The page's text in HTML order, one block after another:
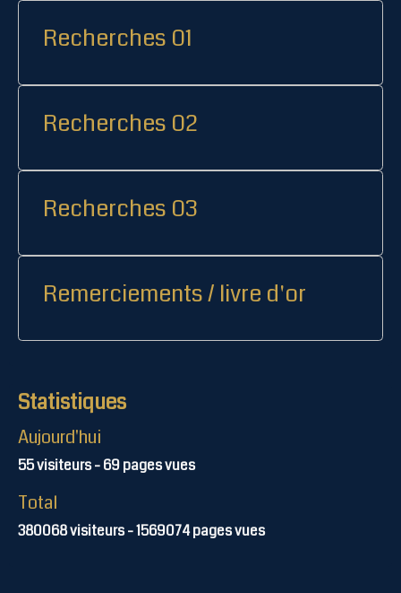
Recherches 01
Recherches 02
Recherches 03
Remerciements / livre d'or
Statistiques
Aujourd'hui
55visiteurs -69pages vues
Total
380068visiteurs -1569074pages vues